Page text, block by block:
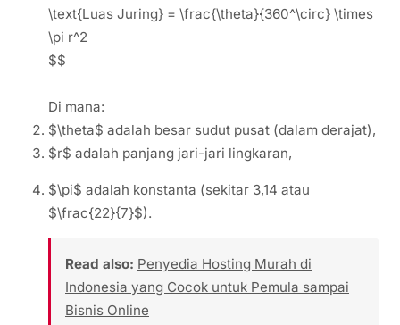
\text{Luas Juring} = \frac{\theta}{360^\circ} \times
\pi r^2
$$
Di mana:
$\theta$ adalah besar sudut pusat (dalam derajat),
$r$ adalah panjang jari-jari lingkaran,
$\pi$ adalah konstanta (sekitar 3,14 atau
$\frac{22}{7}$).
Read also: Penyedia Hosting Murah di
Indonesia yang Cocok untuk Pemula sampai
Bisnis Online